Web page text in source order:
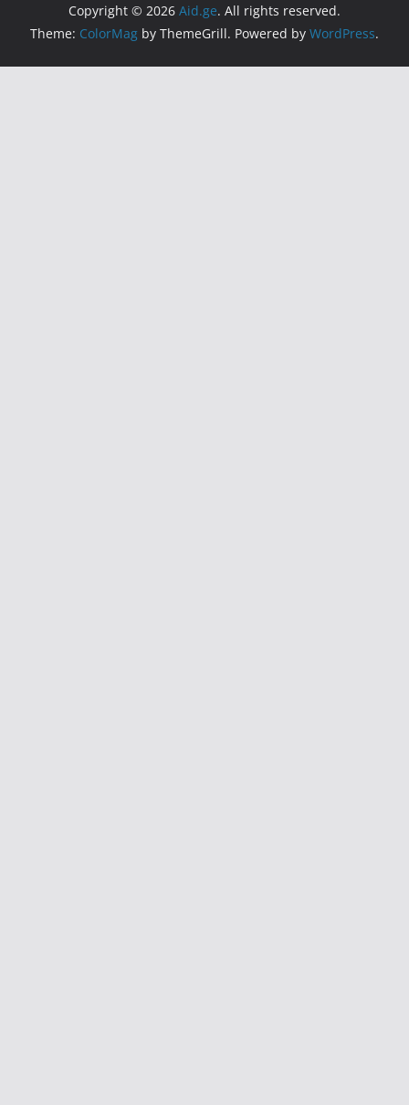
Copyright © 2026 Aid.ge. All rights reserved.
Theme: ColorMag by ThemeGrill. Powered by WordPress.